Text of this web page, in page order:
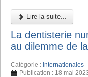
Lire la suite...
La dentisterie
au dilemme de
Catégorie : Internationales
Publication : 18 mai